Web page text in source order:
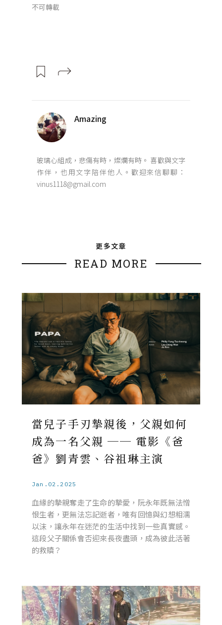
不可轉載
Amazing
玻璃心組成，悲傷有時，燦爛有時。 喜歡與文字
作伴，也用文字陪伴他人。歡迎來信聊聊：
vinus1118@gmail.com
更多文章
READ MORE
當兒子手刃摯親後，父親如何
成為一名父親 ── 電影《爸
爸》劉青雲、谷祖琳主演
Jan.02.2025
血緣的摰親奪走了生命的摯愛，阮永年既無法憎
恨生者，更無法忘記逝者，唯有回憶與幻想相濡
以沫，讓永年在迷茫的生活中找到一些真實感。
這段父子關係會否迎來長夜盡頭，成為彼此活著
的救贖？